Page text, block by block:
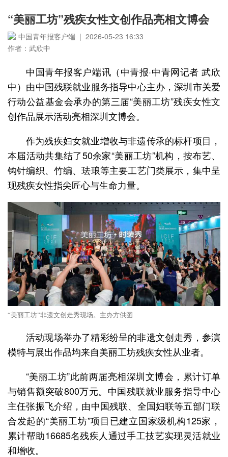
“美丽工坊”残疾女性文创作品亮相文博会
中国青年报客户端 | 2026-05-23 16:33
作者：武欣中
中国青年报客户端讯（中青报·中青网记者 武欣
中）由中国残联就业服务指导中心主办，深圳市关爱
行动公益基金会承办的第三届“美丽工坊”残疾女性文
创作品展示活动亮相深圳文博会。
作为残疾妇女就业增收与非遗传承的标杆项目，
本届活动共集结了50余家“美丽工坊”机构，按布艺、
钩针编织、竹编、珐琅等主要工艺门类展示，集中呈
现残疾女性指尖匠心与生命力量。
“美丽工坊”非遗文创走秀现场。主办方供图
活动现场举办了精彩纷呈的非遗文创走秀，参演
模特与展出作品均来自美丽工坊残疾女性从业者。
“美丽工坊”此前两届亮相深圳文博会，累计订单
与销售额突破800万元。中国残联就业服务指导中心
主任张振飞介绍，由中国残联、全国妇联等五部门联
合发起的“美丽工坊”项目已建立国家级机构125家，
累计帮助16685名残疾人通过手工技艺实现灵活就业
和增收。